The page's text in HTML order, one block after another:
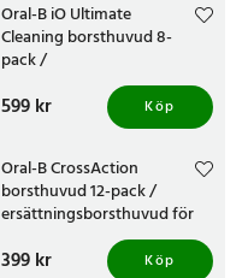
Oral-B iO Ultimate
Cleaning borsthuvud 8-
pack /
ersättningsborsthuvud för
Oral-B iO / tandborsthuvud
för djup rengöring
Pris:599 kr
599 kr Köp
Oral-B CrossAction
borsthuvud 12-pack /
ersättningsborsthuvud för
Oral-B eltandborste
Pris:399 kr
399 kr Köp